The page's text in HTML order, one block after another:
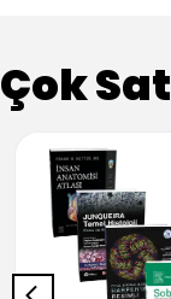
Çok